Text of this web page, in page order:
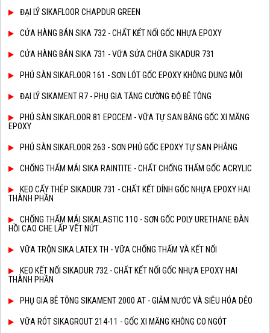
ĐẠI LÝ SIKAFLOOR CHAPDUR GREEN
CỬA HÀNG BÁN SIKA 732 - CHẤT KẾT NỐI GỐC NHỰA EPOXY
CỬA HÀNG BÁN SIKA 731 - VỮA SỬA CHỮA SIKADUR 731
PHỦ SÀN SIKAFLOOR 161 - SƠN LÓT GỐC EPOXY KHÔNG DUNG MÔI
ĐẠI LÝ SIKAMENT R7 - PHỤ GIA TĂNG CƯỜNG ĐỘ BÊ TÔNG
PHỦ SÀN SIKAFLOOR 81 EPOCEM - VỮA TỰ SAN BẰNG GỐC XI MĂNG
EPOXY
PHỦ SÀN SIKAFLOOR 263 - SƠN PHỦ GỐC EPOXY TỰ SAN PHẲNG
CHỐNG THẤM MÁI SIKA RAINTITE - CHẤT CHỐNG THẤM GỐC ACRYLIC
KEO CẤY THÉP SIKADUR 731 - CHẤT KẾT DÍNH GỐC NHỰA EPOXY HAI
THÀNH PHẦN
CHỐNG THẤM MÁI SIKALASTIC 110 - SƠN GỐC POLY URETHANE ĐÀN
HỒI CAO CHE LẤP VẾT NỨT
VỮA TRỘN SIKA LATEX TH - VỮA CHỐNG THẤM VÀ KẾT NỐI
KEO KẾT NỐI SIKADUR 732 - CHẤT KẾT NỐI GỐC NHỰA EPOXY HAI
THÀNH PHẦN
PHỤ GIA BÊ TÔNG SIKAMENT 2000 AT - GIẢM NƯỚC VÀ SIÊU HÓA DẺO
VỮA RÓT SIKAGROUT 214-11 - GỐC XI MĂNG KHÔNG CO NGÓT